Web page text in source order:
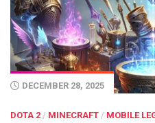
DECEMBER 28, 2025
DOTA 2 / MINECRAFT / MOBILE